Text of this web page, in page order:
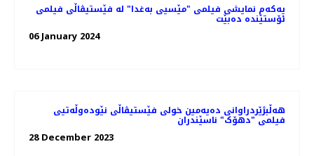
یەکەم نمایشی فیلمی "مێسیی بەغدا" لە فێستیڤاڵی فیلمی
ئۆستێندە دەبێت
06 January 2024
هه‌ڵبژێردراوانی دەیەمین خولی فێستیڤاڵی نێودەوڵەتیی
فیلمی "دهۆک" ناسێندران
28 December 2023